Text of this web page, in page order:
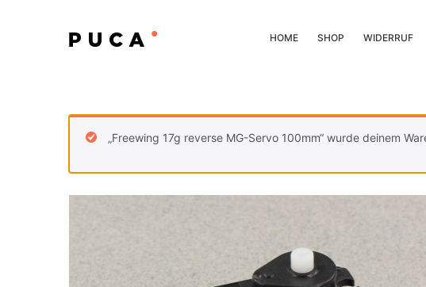
HOME SHOP WIDERRUF
„Freewing 17g reverse MG-Servo 100mm“ wurde deinem